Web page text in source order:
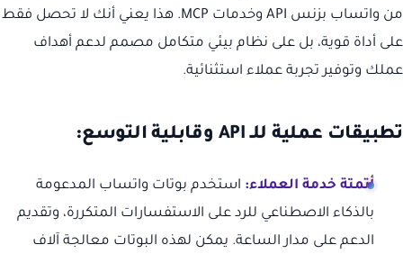
من واتساب بزنس API وخدمات MCP. هذا يعني أنك لا تحصل فقط
على أداة قوية، بل على نظام بيئي متكامل مصمم لدعم أهداف
عملك وتوفير تجربة عملاء استثنائية.
تطبيقات عملية للـ API وقابلية التوسع:
أتمتة خدمة العملاء: استخدم بوتات واتساب المدعومة
بالذكاء الاصطناعي للرد على الاستفسارات المتكررة، وتقديم
الدعم على مدار الساعة. يمكن لهذه البوتات معالجة آلاف